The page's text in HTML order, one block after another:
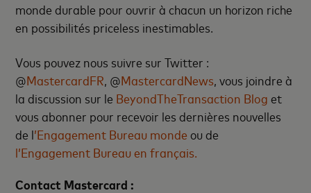
monde durable pour ouvrir à chacun un horizon riche
en possibilités priceless inestimables.
Vous pouvez nous suivre sur Twitter :
@MastercardFR, @MastercardNews, vous joindre à
la discussion sur le BeyondTheTransaction Blog et
vous abonner pour recevoir les dernières nouvelles
de l’Engagement Bureau mondeou de
l’Engagement Bureau en français.
Contact Mastercard :